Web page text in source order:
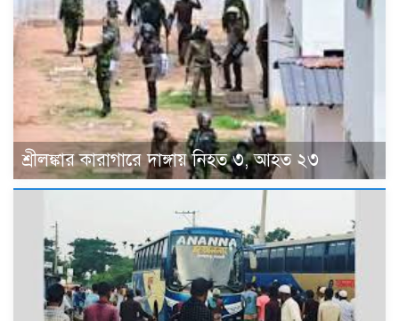
শ্রীলঙ্কার কারাগারে দাঙ্গায় নিহত ৩, আহত ২৩